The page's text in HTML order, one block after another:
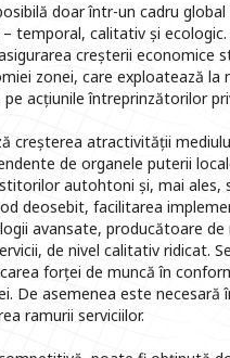
doar într-un cadru
temporal, calitativ și
creșterii economice
zonei, care exploatează
pe acțiunile întreprinzătorilor
creșterea atractivității
de organele puterii
autohtoni și, mai
deosebit, facilitarea
avansate, producătoare
de nivel calitativ ridicat.
forței de muncă în
De asemenea este
ramurii serviciilor.